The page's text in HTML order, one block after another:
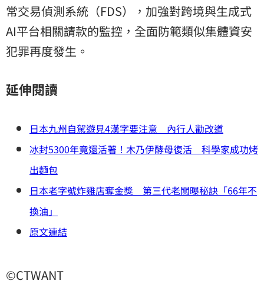
常交易偵測系統（FDS），加強對跨境與生成式
AI平台相關請款的監控，全面防範類似集體資安
犯罪再度發生。
延伸閱讀
日本九州自駕遊見4漢字要注意 內行人勸改道
冰封5300年竟還活著！木乃伊酵母復活 科學家成功烤
出麵包
日本老字號炸雞店奪金獎 第三代老闆曝秘訣「66年不
換油」
原文連結
©CTWANT